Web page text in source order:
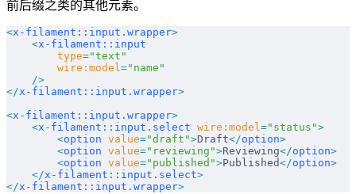
前后缀之类的其他元素。
<x-filament::input.wrapper>
    <
x-filament::input
        type
="text"
        wire:model
="name"
    />
</x-filament::input.wrapper>
<x-filament::input.wrapper>
    <
x-filament::input.select wire:model="status">
        <
option value="draft">Draft</option>
        <
option value="reviewing">Reviewing</option>
        <
option value="published">Published</option>
    </
x-filament::input.select>
</x-filament::input.wrapper>